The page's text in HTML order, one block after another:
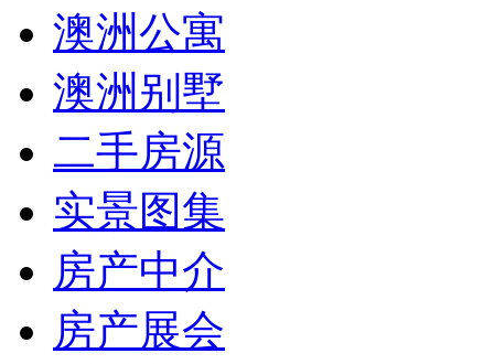
澳洲公寓
澳洲别墅
二手房源
实景图集
房产中介
房产展会